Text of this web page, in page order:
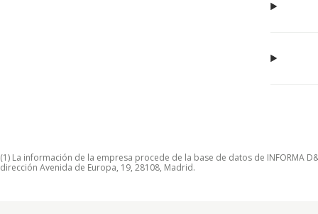
(1) La información de la empresa procede de la base de datos de INFORMA
dirección Avenida de Europa, 19, 28108, Madrid.